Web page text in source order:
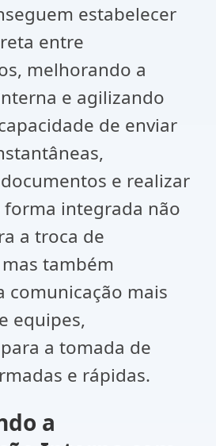
estabelecer
entre
melhorando a
e agilizando
de enviar
e realizar
forma integrada não
a troca de
também
comunicação mais
equipes,
a tomada de
e rápidas.
a